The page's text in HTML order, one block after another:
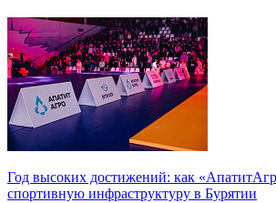
Год высоких достижений: как
спортивную инфраструктуру в Бурятии